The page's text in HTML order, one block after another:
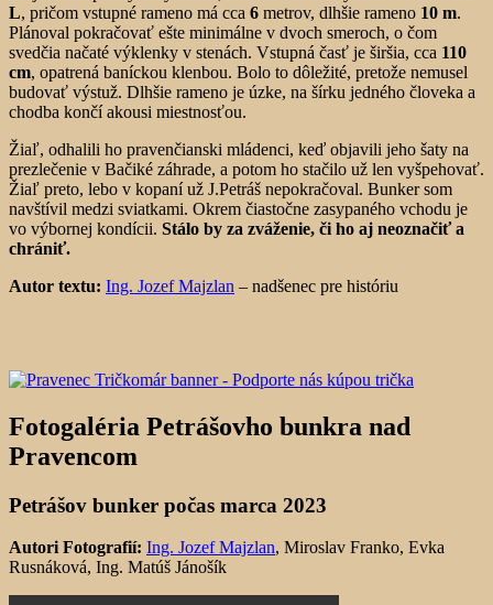
L, pričom vstupné rameno má cca 6 metrov, dlhšie rameno 10 m.
Plánoval pokračovať ešte minimálne v dvoch smeroch, o čom
svedčia načaté výklenky v stenách. Vstupná časť je širšia, cca 110
cm, opatrená baníckou klenbou. Bolo to dôležité, pretože nemusel
budovať výstuž. Dlhšie rameno je úzke, na šírku jedného človeka a
chodba končí akousi miestnosťou.
Žiaľ, odhalili ho pravenčianski mládenci, keď objavili jeho šaty na
prezlečenie v Bačiké záhrade, a potom ho stačilo už len vyšpehovať.
Žiaľ preto, lebo v kopaní už J.Petráš nepokračoval. Bunker som
navštívil medzi sviatkami. Okrem čiastočne zasypaného vchodu je
vo výbornej kondícii. Stálo by za zváženie, či ho aj neoznačiť a
chrániť.
Autor textu: Ing. Jozef Majzlan – nadšenec pre históriu
Fotogaléria Petrášovho bunkra nad
Pravencom
Petrášov bunker počas marca 2023
Autori Fotografií: Ing. Jozef Majzlan, Miroslav Franko, Evka
Rusnáková, Ing. Matúš Jánošík